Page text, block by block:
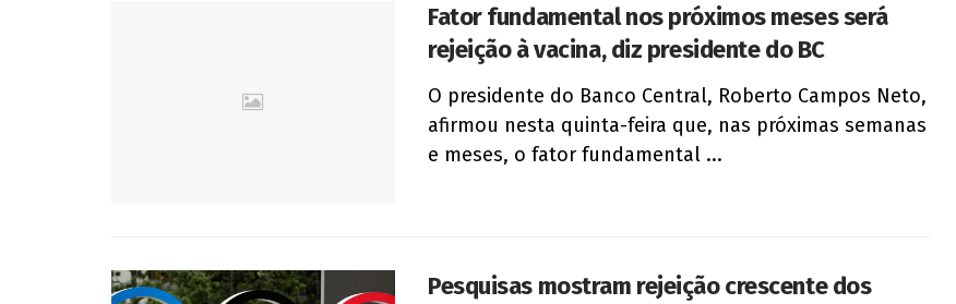
Fator fundamental nos próximos meses será
rejeição à vacina, diz presidente do BC
O presidente do Banco Central, Roberto Campos Neto,
afirmou nesta quinta-feira que, nas próximas semanas
e meses, o fator fundamental ...
Pesquisas mostram rejeição crescente dos